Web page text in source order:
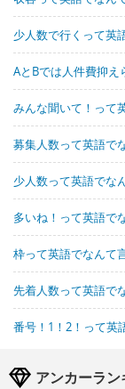
少人数で行くって英
AとBでは人件費抑え
みんな聞いて！って
募集人数って英語で
少人数って英語でな
多いね！って英語で
枠って英語でなんて
先着人数って英語で
番号！1！2！って英
アンカーラン